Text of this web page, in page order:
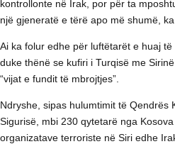
kontrollonte në Irak, por për ta
një gjeneratë e tërë apo më shumë,
Ai ka folur edhe për luftëtarët e huaj
duke thënë se kufiri i Turqisë me
“vijat e fundit të mbrojtjes”.
Ndryshe, sipas hulumtimit të Qendrës
Sigurisë, mbi 230 qytetarë nga
organizatave terroriste në Siri edhe